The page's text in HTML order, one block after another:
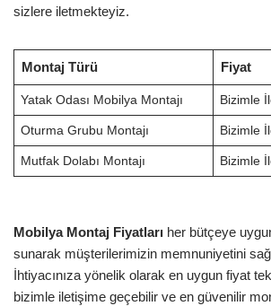
sizlere iletmekteyiz.
Montaj Türü Fiyat
Yatak Odası Mobilya Montajı Bizimle
Oturma Grubu Montajı Bizimle
Mutfak Dolabı Montajı Bizimle
Mobilya Montaj Fiyatları her bütçeye
sunarak müşterilerimizin memnuniyetini
İhtiyacınıza yönelik olarak en uygun fiyat
bizimle iletişime geçebilir ve en güvenilir